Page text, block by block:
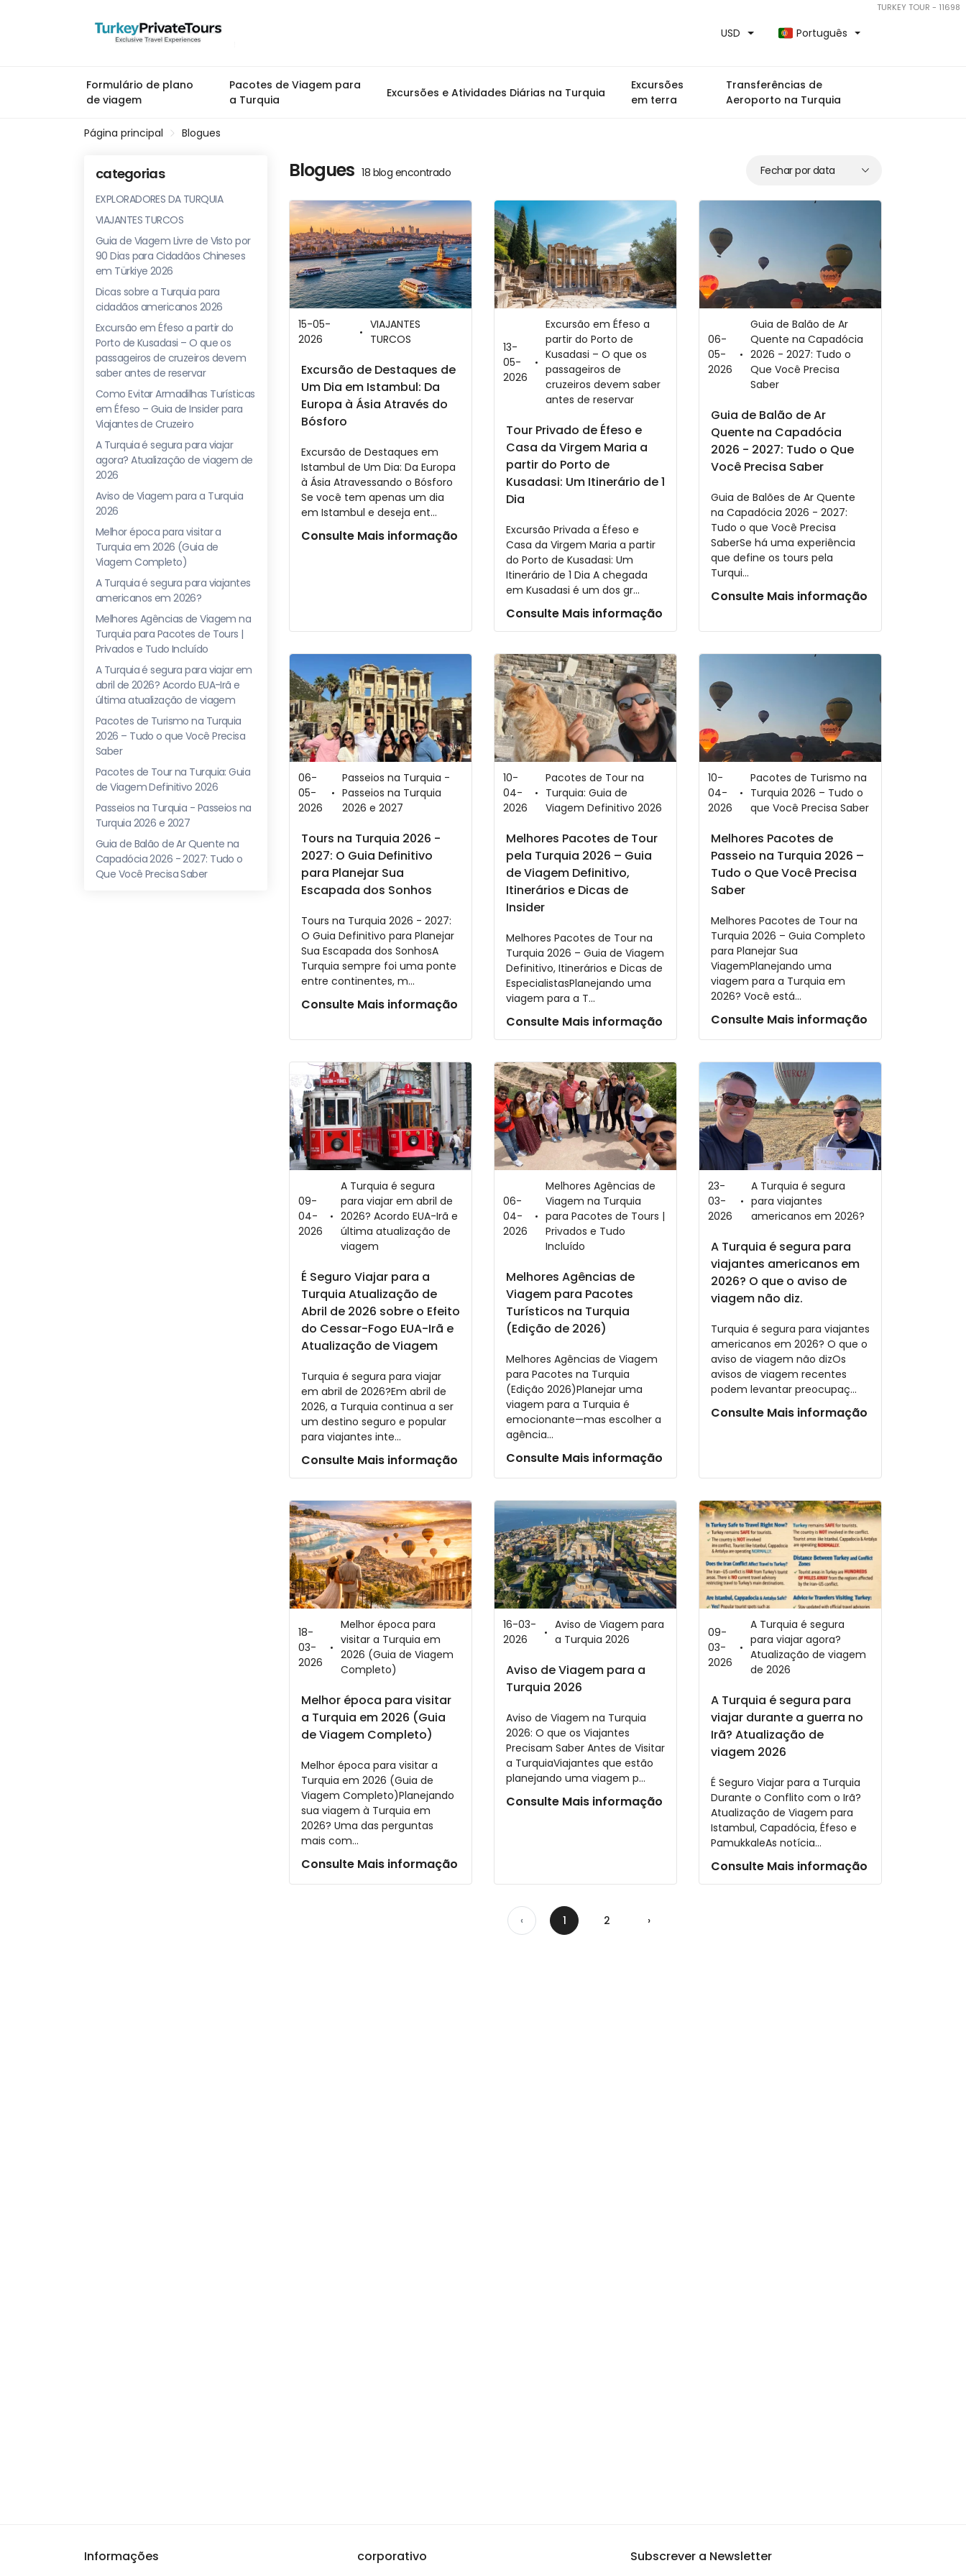
TURKEY TOUR - 11698
USD Português
Formulário de plano
de viagem
Pacotes de Viagem para
a Turquia
Excursões e Atividades Diárias na Turquia
Excursões
em terra
Transferências de
Aeroporto na Turquia
Página principal Blogues
categorias
EXPLORADORES DA TURQUIA
VIAJANTES TURCOS
Guia de Viagem Livre de Visto por
90 Dias para Cidadãos Chineses
em Türkiye 2026
Dicas sobre a Turquia para
cidadãos americanos 2026
Excursão em Éfeso a partir do
Porto de Kusadasi – O que os
passageiros de cruzeiros devem
saber antes de reservar
Como Evitar Armadilhas Turísticas
em Éfeso – Guia de Insider para
Viajantes de Cruzeiro
A Turquia é segura para viajar
agora? Atualização de viagem de
2026
Aviso de Viagem para a Turquia
2026
Melhor época para visitar a
Turquia em 2026 (Guia de
Viagem Completo)
A Turquia é segura para viajantes
americanos em 2026?
Melhores Agências de Viagem na
Turquia para Pacotes de Tours |
Privados e Tudo Incluído
A Turquia é segura para viajar em
abril de 2026? Acordo EUA-Irã e
última atualização de viagem
Pacotes de Turismo na Turquia
2026 – Tudo o que Você Precisa
Saber
Pacotes de Tour na Turquia: Guia
de Viagem Definitivo 2026
Passeios na Turquia - Passeios na
Turquia 2026 e 2027
Guia de Balão de Ar Quente na
Capadócia 2026 - 2027: Tudo o
Que Você Precisa Saber
Blogues 18 blog encontrado
15-05-
2026
VIAJANTES
TURCOS
Excursão de Destaques de
Um Dia em Istambul: Da
Europa à Ásia Através do
Bósforo
Excursão de Destaques em
Istambul de Um Dia: Da Europa
à Ásia Atravessando o Bósforo
Se você tem apenas um dia
em Istambul e deseja ent...
Consulte Mais informação
13-
05-
2026
Excursão em Éfeso a
partir do Porto de
Kusadasi – O que os
passageiros de
cruzeiros devem saber
antes de reservar
Tour Privado de Éfeso e
Casa da Virgem Maria a
partir do Porto de
Kusadasi: Um Itinerário de 1
Dia
Excursão Privada a Éfeso e
Casa da Virgem Maria a partir
do Porto de Kusadasi: Um
Itinerário de 1 Dia A chegada
em Kusadasi é um dos gr...
Consulte Mais informação
06-
05-
2026
Guia de Balão de Ar
Quente na Capadócia
2026 - 2027: Tudo o
Que Você Precisa
Saber
Guia de Balão de Ar
Quente na Capadócia
2026 - 2027: Tudo o Que
Você Precisa Saber
Guia de Balões de Ar Quente
na Capadócia 2026 - 2027:
Tudo o que Você Precisa
SaberSe há uma experiência
que define os tours pela
Turqui...
Consulte Mais informação
06-
05-
2026
Passeios na Turquia -
Passeios na Turquia
2026 e 2027
Tours na Turquia 2026 -
2027: O Guia Definitivo
para Planejar Sua
Escapada dos Sonhos
Tours na Turquia 2026 - 2027:
O Guia Definitivo para Planejar
Sua Escapada dos SonhosA
Turquia sempre foi uma ponte
entre continentes, m...
Consulte Mais informação
10-
04-
2026
Pacotes de Tour na
Turquia: Guia de
Viagem Definitivo 2026
Melhores Pacotes de Tour
pela Turquia 2026 – Guia
de Viagem Definitivo,
Itinerários e Dicas de
Insider
Melhores Pacotes de Tour na
Turquia 2026 – Guia de Viagem
Definitivo, Itinerários e Dicas de
EspecialistasPlanejando uma
viagem para a T...
Consulte Mais informação
10-
04-
2026
Pacotes de Turismo na
Turquia 2026 – Tudo o
que Você Precisa Saber
Melhores Pacotes de
Passeio na Turquia 2026 –
Tudo o Que Você Precisa
Saber
Melhores Pacotes de Tour na
Turquia 2026 – Guia Completo
para Planejar Sua
ViagemPlanejando uma
viagem para a Turquia em
2026? Você está...
Consulte Mais informação
09-
04-
2026
A Turquia é segura
para viajar em abril de
2026? Acordo EUA-Irã e
última atualização de
viagem
É Seguro Viajar para a
Turquia Atualização de
Abril de 2026 sobre o Efeito
do Cessar-Fogo EUA-Irã e
Atualização de Viagem
Turquia é segura para viajar
em abril de 2026?Em abril de
2026, a Turquia continua a ser
um destino seguro e popular
para viajantes inte...
Consulte Mais informação
06-
04-
2026
Melhores Agências de
Viagem na Turquia
para Pacotes de Tours |
Privados e Tudo
Incluído
Melhores Agências de
Viagem para Pacotes
Turísticos na Turquia
(Edição de 2026)
Melhores Agências de Viagem
para Pacotes na Turquia
(Edição 2026)Planejar uma
viagem para a Turquia é
emocionante—mas escolher a
agência...
Consulte Mais informação
23-
03-
2026
A Turquia é segura
para viajantes
americanos em 2026?
A Turquia é segura para
viajantes americanos em
2026? O que o aviso de
viagem não diz.
Turquia é segura para viajantes
americanos em 2026? O que o
aviso de viagem não dizOs
avisos de viagem recentes
podem levantar preocupaç...
Consulte Mais informação
18-
03-
2026
Melhor época para
visitar a Turquia em
2026 (Guia de Viagem
Completo)
Melhor época para visitar
a Turquia em 2026 (Guia
de Viagem Completo)
Melhor época para visitar a
Turquia em 2026 (Guia de
Viagem Completo)Planejando
sua viagem à Turquia em
2026? Uma das perguntas
mais com...
Consulte Mais informação
16-03-
2026
Aviso de Viagem para
a Turquia 2026
Aviso de Viagem para a
Turquia 2026
Aviso de Viagem na Turquia
2026: O que os Viajantes
Precisam Saber Antes de Visitar
a TurquiaViajantes que estão
planejando uma viagem p...
Consulte Mais informação
09-
03-
2026
A Turquia é segura
para viajar agora?
Atualização de viagem
de 2026
A Turquia é segura para
viajar durante a guerra no
Irã? Atualização de
viagem 2026
É Seguro Viajar para a Turquia
Durante o Conflito com o Irã?
Atualização de Viagem para
Istambul, Capadócia, Éfeso e
PamukkaleAs notícia...
Consulte Mais informação
‹ 1 2 ›
Informações corporativo Subscrever a Newsletter